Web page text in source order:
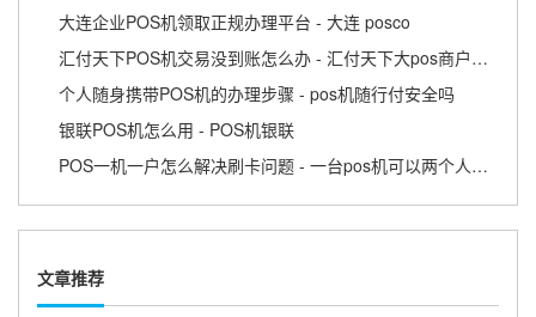
大连企业POS机领取正规办理平台 - 大连 posco
汇付天下POS机交易没到账怎么办 - 汇付天下大pos商户版APP
个人随身携带POS机的办理步骤 - pos机随行付安全吗
银联POS机怎么用 - POS机银联
POS一机一户怎么解决刷卡问题 - 一台pos机可以两个人用吗
文章推荐